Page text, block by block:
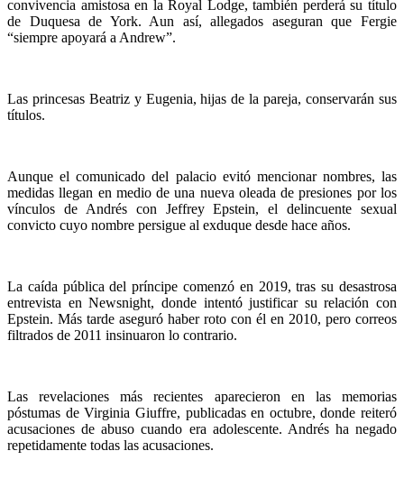
convivencia amistosa en la Royal Lodge, también perderá su título
de Duquesa de York. Aun así, allegados aseguran que Fergie
“siempre apoyará a Andrew”.
Las princesas Beatriz y Eugenia, hijas de la pareja, conservarán sus
títulos.
Aunque el comunicado del palacio evitó mencionar nombres, las
medidas llegan en medio de una nueva oleada de presiones por los
vínculos de Andrés con Jeffrey Epstein, el delincuente sexual
convicto cuyo nombre persigue al exduque desde hace años.
La caída pública del príncipe comenzó en 2019, tras su desastrosa
entrevista en Newsnight, donde intentó justificar su relación con
Epstein. Más tarde aseguró haber roto con él en 2010, pero correos
filtrados de 2011 insinuaron lo contrario.
Las revelaciones más recientes aparecieron en las memorias
póstumas de Virginia Giuffre, publicadas en octubre, donde reiteró
acusaciones de abuso cuando era adolescente. Andrés ha negado
repetidamente todas las acusaciones.